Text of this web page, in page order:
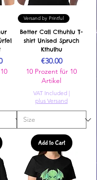
Versand by Printful
Better Call Cthuhlu T-
shirt Unised Spruch
Kthulhu
Price
€30.00
10 Prozent für 10
Artikel
VAT Included|
plus Versand
Add to Cart